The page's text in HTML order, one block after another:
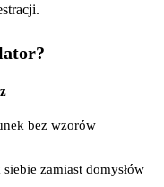
bez wzorów
zamiast domysłów